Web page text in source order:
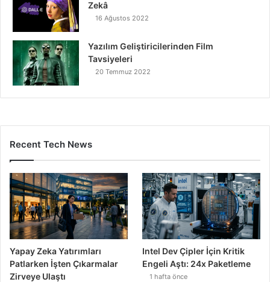
Zekâ
16 Ağustos 2022
Yazılım Geliştiricilerinden Film
Tavsiyeleri
20 Temmuz 2022
Recent Tech News
Yapay Zeka Yatırımları
Patlarken İşten Çıkarmalar
Zirveye Ulaştı
Intel Dev Çipler İçin Kritik
Engeli Aştı: 24x Paketleme
1 hafta önce